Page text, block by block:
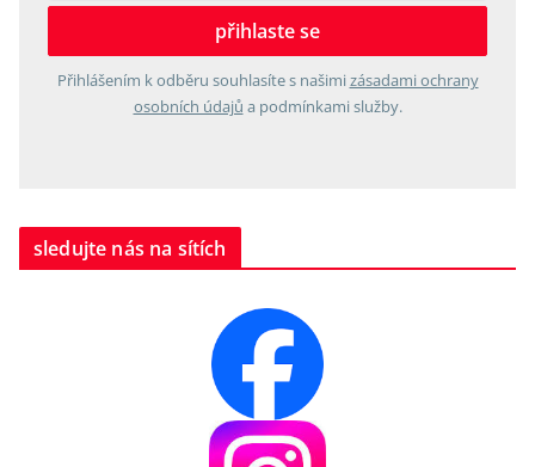
Přihlášením k odběru souhlasíte s našimizásadami ochrany
osobních údajů a podmínkami služby.
sledujte nás na sítích